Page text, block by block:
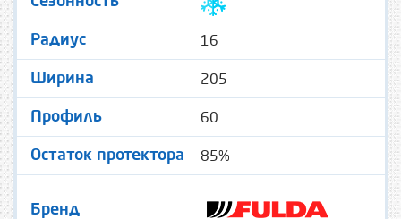
Радиус 16
Ширина 205
Профиль 60
Остаток протектора 85%
Бренд